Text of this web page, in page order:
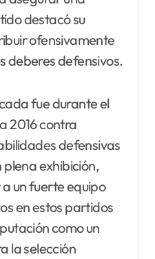
destacó su
ofensivamente
deberes defensivos.
fue durante el
2016 contra
defensivas
plena exhibición,
un fuerte equipo
en estos partidos
como un
la selección